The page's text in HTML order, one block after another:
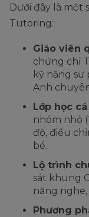
Dưới đây là một
Tutoring:
Giáo viên
chứng chỉ
kỹ năng sư
Anh
Lớp học
nhóm nhỏ
độ, điều
bé.
Lộ trình
sát khung
năng nghe,
Phương